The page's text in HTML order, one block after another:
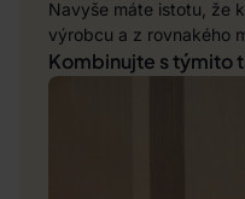
Navyše máte istotu, že
výrobcu a z rovnakého
Kombinujte s týmito